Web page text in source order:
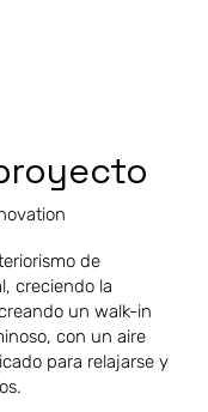
de
creciendo la
un walk-in
con un aire
para relajarse y